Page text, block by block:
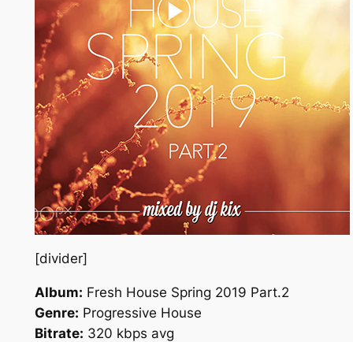
[divider]
Album: Fresh House Spring 2019 Part.2
Genre: Progressive House
Bitrate: 320 kbps avg